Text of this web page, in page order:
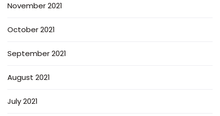
November 2021
October 2021
September 2021
August 2021
July 2021